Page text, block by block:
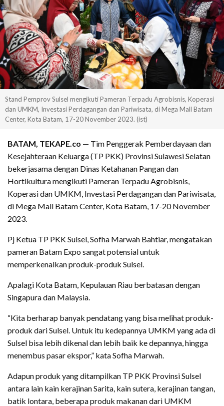
Stand Pemprov Sulsel mengikuti Pameran Terpadu Agrobisnis, Koperasi
dan UMKM, Investasi Perdagangan dan Pariwisata, di Mega Mall Batam
Center, Kota Batam, 17-20 November 2023. (ist)
BATAM, TEKAPE.co — Tim Penggerak Pemberdayaan dan
Kesejahteraan Keluarga (TP PKK) Provinsi Sulawesi Selatan
bekerjasama dengan Dinas Ketahanan Pangan dan
Hortikultura mengikuti Pameran Terpadu Agrobisnis,
Koperasi dan UMKM, Investasi Perdagangan dan Pariwisata,
di Mega Mall Batam Center, Kota Batam, 17-20 November
2023.
Pj Ketua TP PKK Sulsel, Sofha Marwah Bahtiar, mengatakan
pameran Batam Expo sangat potensial untuk
memperkenalkan produk-produk Sulsel.
Apalagi Kota Batam, Kepulauan Riau berbatasan dengan
Singapura dan Malaysia.
“Kita berharap banyak pendatang yang bisa melihat produk-
produk dari Sulsel. Untuk itu kedepannya UMKM yang ada di
Sulsel bisa lebih dikenal dan lebih baik ke depannya, hingga
menembus pasar ekspor,” kata Sofha Marwah.
Adapun produk yang ditampilkan TP PKK Provinsi Sulsel
antara lain kain kerajinan Sarita, kain sutera, kerajinan tangan,
batik lontara, beberapa produk makanan dari UMKM